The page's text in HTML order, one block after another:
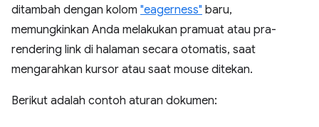
ditambah dengan kolom "eagerness" baru,
memungkinkan Anda melakukan pramuat atau pra-
rendering link di halaman secara otomatis, saat
mengarahkan kursor atau saat mouse ditekan.
Berikut adalah contoh aturan dokumen: